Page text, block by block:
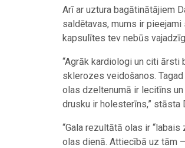
Arī ar uztura bagātinātājiem
saldētavas, mums ir
kapsulītes tev nebūs
“Agrāk kardiologi un citi ārsti
sklerozes veidošanos.
olas dzeltenumā ir lecitīns
drusku ir holesterīns,” stāsta
“Gala rezultātā olas ir
olas dienā. Attiecībā uz tām